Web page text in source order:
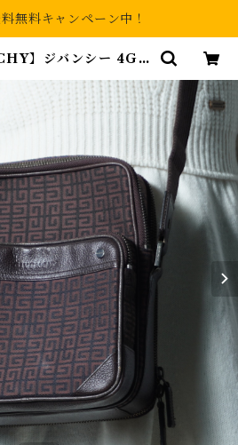
無料キャンペーン中！
】ジバンシー 4Gロ
brown | MIXHIVE